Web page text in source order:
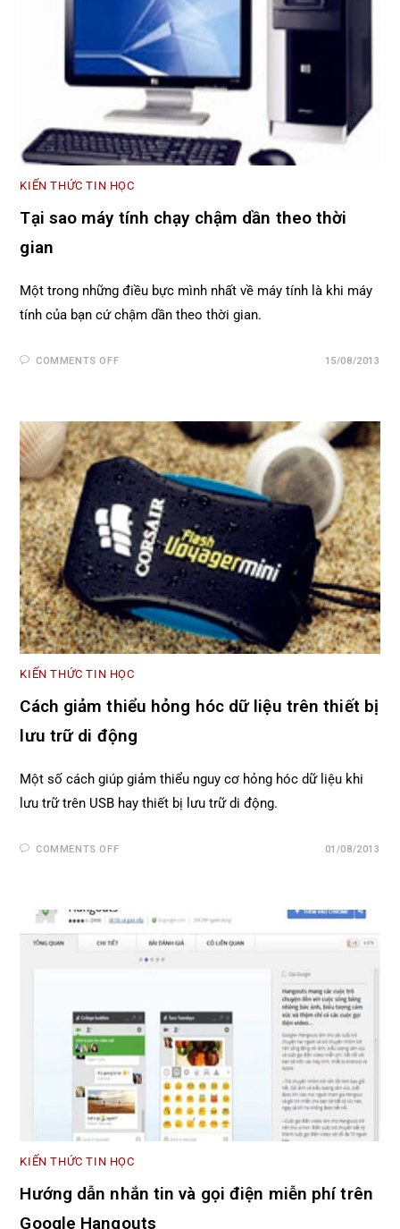
KIẾN THỨC TIN HỌC
Tại sao máy tính chạy chậm dần theo thời
gian
Một trong những điều bực mình nhất về máy tính là khi máy
tính của bạn cứ chậm dần theo thời gian.
COMMENTS OFF 15/08/2013
KIẾN THỨC TIN HỌC
Cách giảm thiểu hỏng hóc dữ liệu trên thiết bị
lưu trữ di động
Một số cách giúp giảm thiểu nguy cơ hỏng hóc dữ liệu khi
lưu trữ trên USB hay thiết bị lưu trữ di động.
COMMENTS OFF 01/08/2013
KIẾN THỨC TIN HỌC
Hướng dẫn nhắn tin và gọi điện miễn phí trên
Google Hangouts